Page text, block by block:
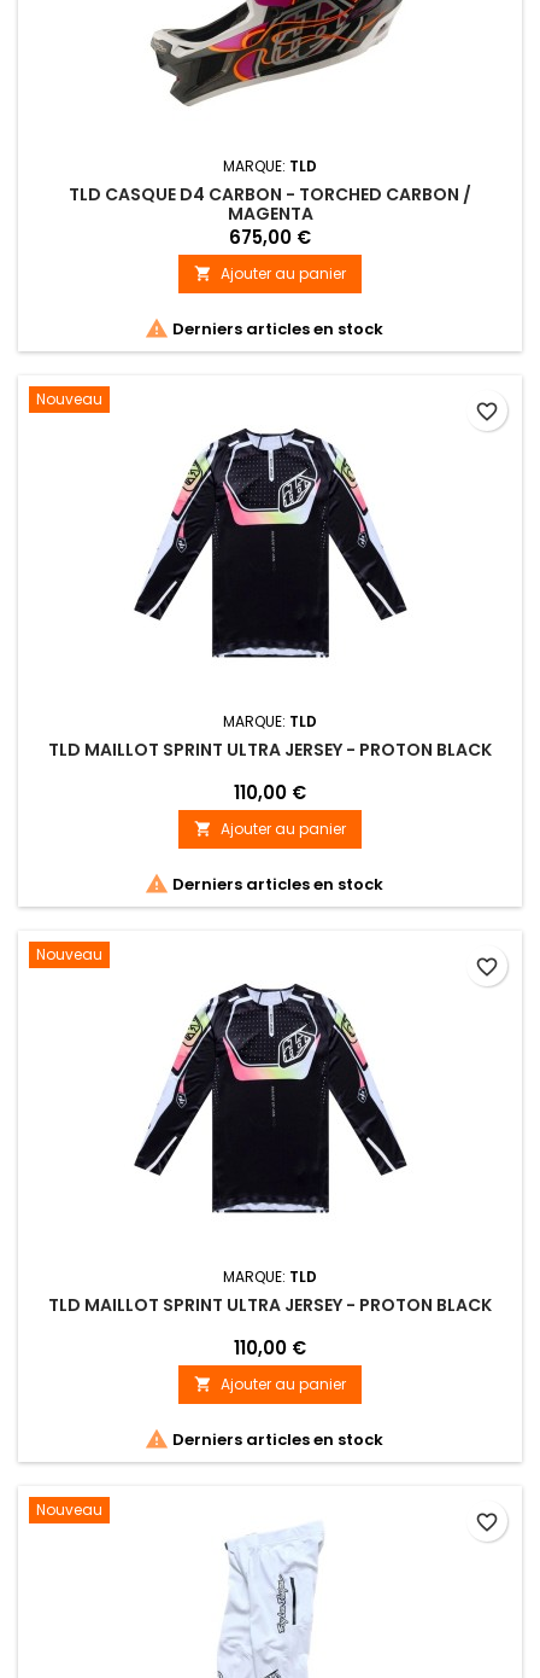
MARQUE: TLD
TLD CASQUE D4 CARBON - TORCHED CARBON /
MAGENTA
675,00 €
 Ajouter au panier
 Derniers articles en stock
Nouveau
MARQUE: TLD
TLD MAILLOT SPRINT ULTRA JERSEY - PROTON BLACK
110,00 €
 Ajouter au panier
 Derniers articles en stock
favorite_border
Nouveau
MARQUE: TLD
TLD MAILLOT SPRINT ULTRA JERSEY - PROTON BLACK
110,00 €
 Ajouter au panier
 Derniers articles en stock
favorite_border
Nouveau
favorite_border